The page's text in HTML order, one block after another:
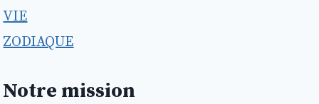
VIE
ZODIAQUE
Notre mission